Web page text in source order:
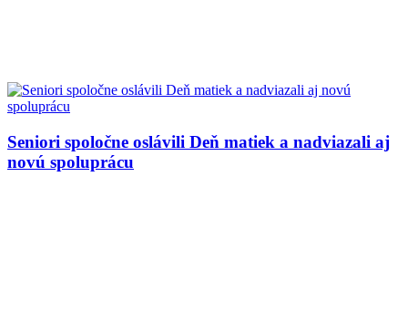
Seniori spoločne oslávili Deň matiek a nadviazali aj
novú spoluprácu